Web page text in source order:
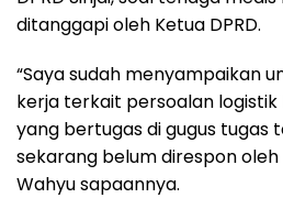
ditanggapi oleh Ketua DPRD.
“Saya sudah menyampaikan
kerja terkait persoalan
yang bertugas di gugus tugas
sekarang belum direspon oleh
Wahyu sapaannya.